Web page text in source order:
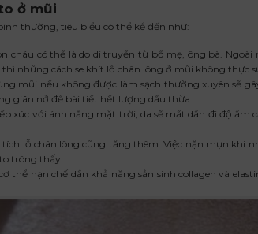
ở mũi
thường, tiêu biểu có thể kể đến như:
cháu có thể là do di truyền từ bố mẹ, ông bà. Ngoài
những cách se khít lỗ chân lông ở mũi không thực
mũi nếu không được làm sạch thường xuyên sẽ
giãn nở để bài tiết hết lượng dầu thừa.
xúc với ánh nắng mặt trời, da sẽ mất dần đi độ ẩm
lỗ chân lông cũng tăng thêm. Việc nặn mụn khi
trông thấy.
thể hạn chế dần khả năng sản sinh collagen và